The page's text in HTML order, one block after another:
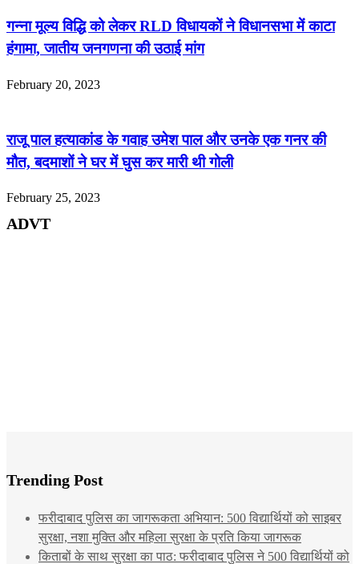
गन्ना मूल्य विद्धि को लेकर RLD विधायकों ने विधानसभा में काटा
हंगामा, जातीय जनगणना की उठाई मांग
February 20, 2023
राजू पाल हत्याकांड के गवाह उमेश पाल और उनके एक गनर की
मौत, बदमाशों ने घर में घुस कर मारी थी गोली
February 25, 2023
ADVT
Trending Post
फरीदाबाद पुलिस का जागरूकता अभियान: 500 विद्यार्थियों को साइबर
सुरक्षा, नशा मुक्ति और महिला सुरक्षा के प्रति किया जागरूक
किताबों के साथ सुरक्षा का पाठ: फरीदाबाद पुलिस ने 500 विद्यार्थियों को